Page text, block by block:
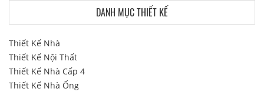
DANH MỤC THIẾT KẾ
Thiết Kế Nhà
Thiết Kế Nội Thất
Thiết Kế Nhà Cấp 4
Thiết Kế Nhà Ống